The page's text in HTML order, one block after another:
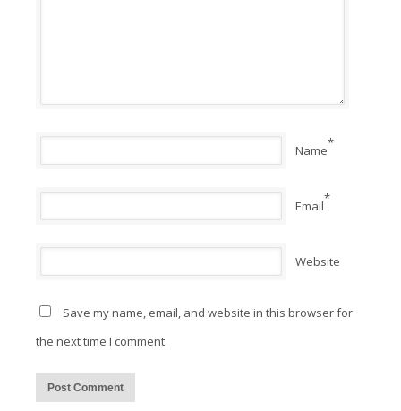
Name*
Email*
Website
Save my name, email, and website in this browser for
the next time I comment.